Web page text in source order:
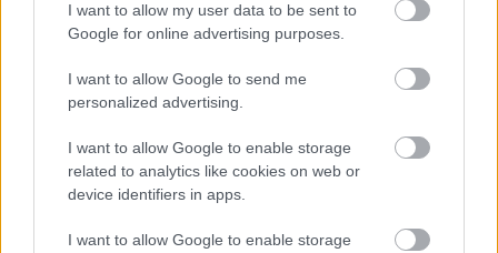
I want to allow my user data to be sent to
Google for online advertising purposes.
I want to allow Google to send me
personalized advertising.
I want to allow Google to enable storage
related to analytics like cookies on web or
device identifiers in apps.
I want to allow Google to enable storage
1809 Ζαν Λαν, Γάλλος στρατάρχης
1832Εβαρίστ Γκαλουά, Γάλλος μαθηματικός
αξιωματικός των SS